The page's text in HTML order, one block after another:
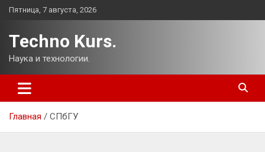
Перейти
Пятница, 7 августа, 2026
Techno Kurs.
Наука и технологии.
Главная СПбГУ